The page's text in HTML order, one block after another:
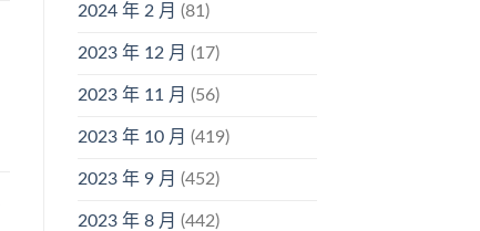
2024 年 2 月 (81)
2023 年 12 月 (17)
2023 年 11 月 (56)
2023 年 10 月 (419)
2023 年 9 月 (452)
2023 年 8 月 (442)